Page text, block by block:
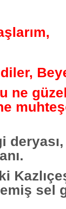
ne
sel